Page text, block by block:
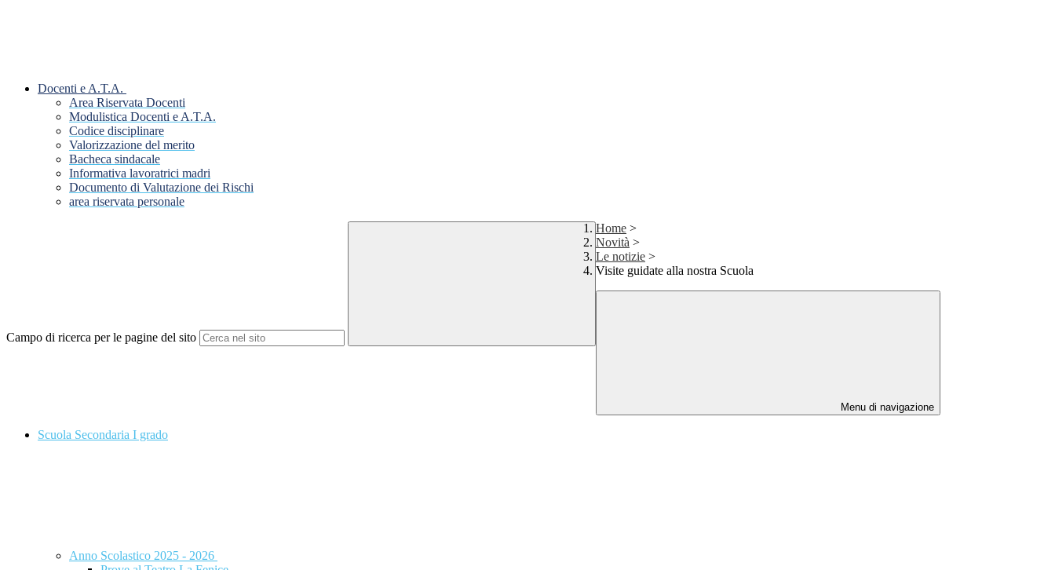
Docenti e A.T.A.
Area Riservata Docenti
Modulistica Docenti e A.T.A.
Codice disciplinare
Valorizzazione del merito
Bacheca sindacale
Informativa lavoratrici madri
Documento di Valutazione dei Rischi
area riservata personale
Campo di ricerca per le pagine del sito
Home >
Novità >
Le notizie >
Visite guidate alla nostra Scuola
Menu di navigazione
Scuola Secondaria I grado
Anno Scolastico 2025 - 2026